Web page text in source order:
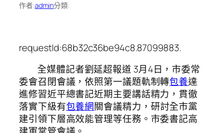
作者:admin分類:
requestId:68b32c36be94c8.87099883.
全媒體記者劉延超報道 3月4日，市委常
委會召閉會議，依照第一議題軌制轉包養達
進修習近平總書記近期主要講話精力，貫徹
落實下級有包養網關會議精力，研討全市黨
建引領下層高效能管理等任務。市委書記高